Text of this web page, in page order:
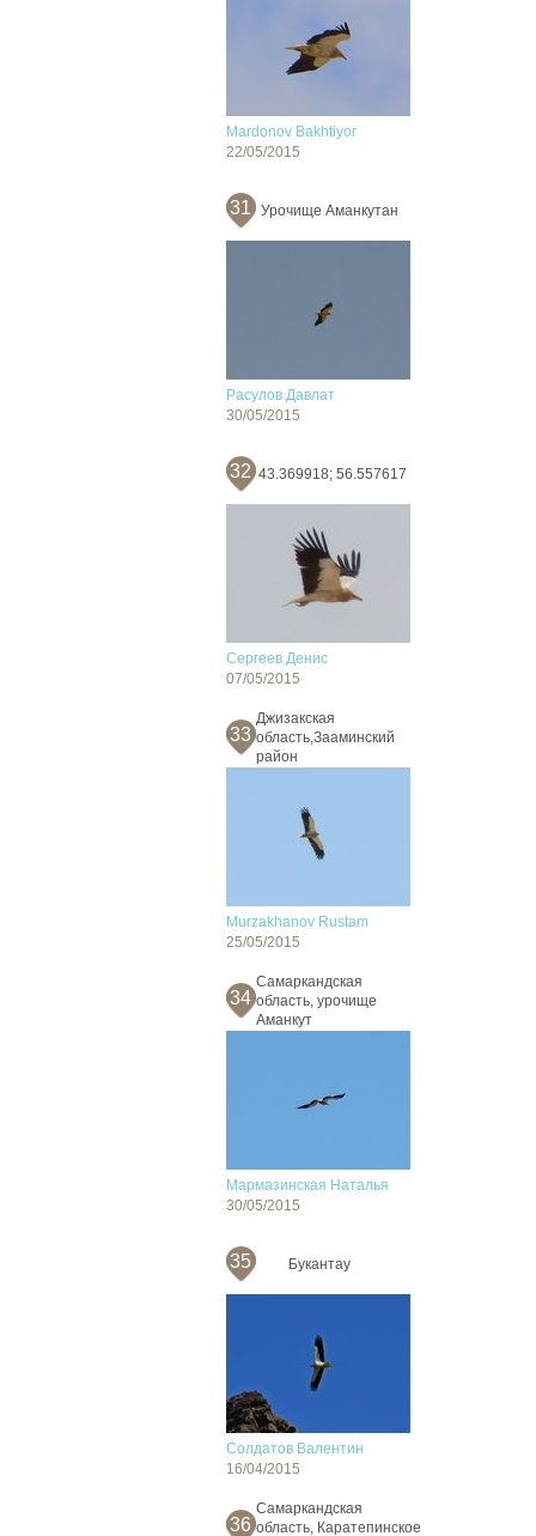
Mardonov Bakhtiyor
22/05/2015
31 Урочище Аманкутан
Расулов Давлат
30/05/2015
32 43.369918; 56.557617
Сергеев Денис
07/05/2015
33
Джизакская
область,Зааминский
район
Murzakhanov Rustam
25/05/2015
34
Самаркандская
область, урочище
Аманкут
Мармазинская Наталья
30/05/2015
35 Букантау
Солдатов Валентин
16/04/2015
36
Самаркандская
область, Каратепинское